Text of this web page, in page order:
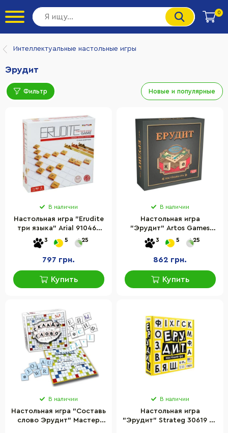
0
Интеллектуальные настольные игры
Эрудит
Фильтр Новые и популярные
В наличии
Настольная игра "Erudite
три языка" Arial 910466
игровое поле, фишки, 4
подставки
3 5 25
797 грн.
Купить
В наличии
Настольная игра
"Эрудит" Artos Games
0987, 120 деревянных
плашек с буквами
3 5 25
862 грн.
Купить
В наличии
Настольная игра "Составь
слово Эрудит" Мастер
В наличии
Настольная игра
"Эрудит" Strateg 30619 на